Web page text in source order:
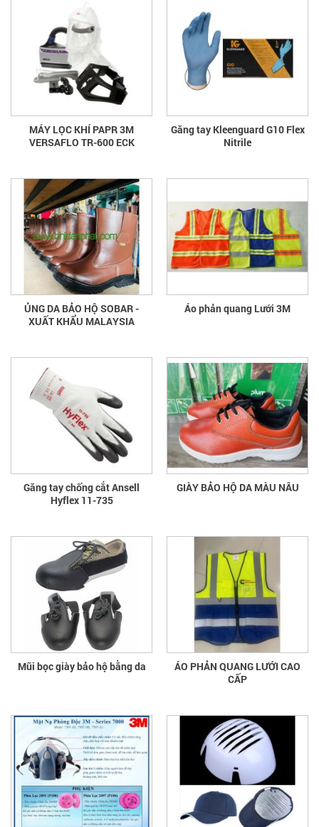
MÁY LỌC KHÍ PAPR 3M
VERSAFLO TR-600 ECK
Găng tay Kleenguard G10 Flex
Nitrile
ỦNG DA BẢO HỘ SOBAR -
XUẤT KHẨU MALAYSIA
Áo phản quang Lưới 3M
Găng tay chống cắt Ansell
Hyflex 11-735
GIÀY BẢO HỘ DA MÀU NÂU
Mũi bọc giày bảo hộ bằng da
ÁO PHẢN QUANG LƯỚI CAO
CẤP